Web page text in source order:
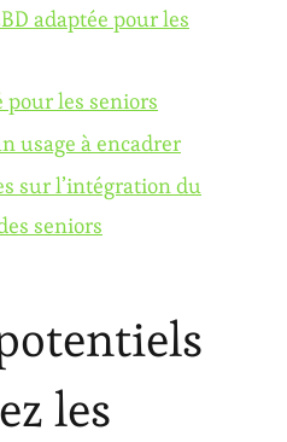
adaptée pour les
pour les seniors
usage à encadrer
sur l’intégration du
seniors
les